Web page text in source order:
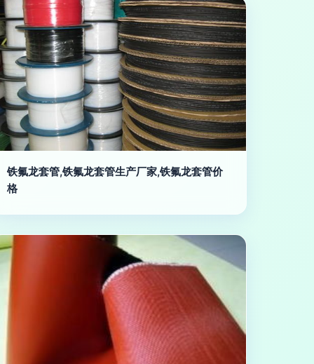
铁氟龙套管,铁氟龙套管生产厂家,铁氟龙套管价
格